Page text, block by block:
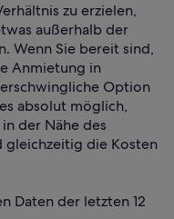
zu erzielen,
außerhalb der
Wenn Sie bereit sind,
Anmietung in
Option
absolut möglich,
der Nähe des
gleichzeitig die Kosten
Daten der letzten 12